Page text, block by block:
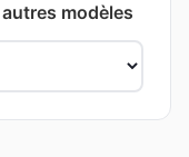
modèles